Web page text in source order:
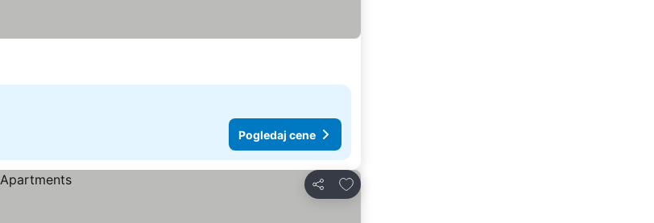
Pogledaj cene
Deli
Dodati u favorite